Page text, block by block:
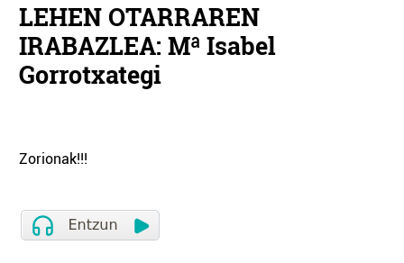
LEHEN OTARRAREN
IRABAZLEA: Mª Isabel
Gorrotxategi
Zorionak!!!